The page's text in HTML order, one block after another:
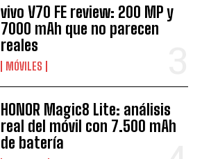
vivo V70 FE review: 200 MP y
7000 mAh que no parecen
reales
MÓVILES
HONOR Magic8 Lite: análisis
real del móvil con 7.500 mAh
de batería